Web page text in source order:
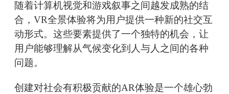
随着计算机视觉和游戏叙事之间越发成熟的结
合，VR全景体验将为用户提供一种新的社交互
动形式。这些要素提供了一个独特的机会，让
用户能够理解从气候变化到人与人之间的各种
问题。
创建对社会有积极贡献的AR体验是一个雄心勃